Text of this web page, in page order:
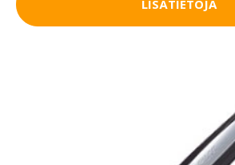
LISÄTIETOJA